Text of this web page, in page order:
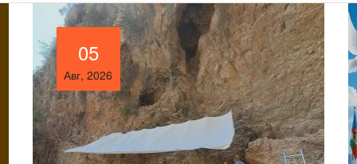
05
Авг, 2026
05
Авг, 2026